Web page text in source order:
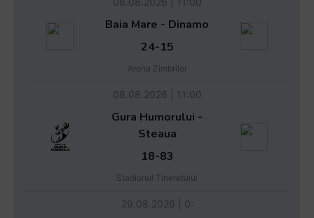
Baia Mare - Dinamo
24-15
Arena Zimbrilor
08.08.2026 | 11:00
Gura Humorului -
Steaua
18-83
Stadionul Tineretului
29.08.2026 | 0: